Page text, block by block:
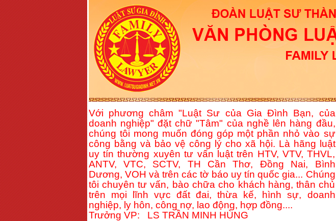
Với phương châm "Luật Sư của Gia Đình Bạn, của
doanh nghiệp" đặt chữ "Tâm" của nghề lên hàng đầu,
chúng tôi mong muốn đóng góp một phần nhỏ vào sự
công bằng và bảo vệ công lý cho xã hội. Là hãng luật
uy tín thường xuyên tư vấn luật trên HTV, VTV, THVL,
ANTV, VTC, SCTV, TH Cần Thơ, Đồng Nai, Bình
Dương, VOH và trên các tờ báo uy tín quốc gia... Chúng
tôi chuyên tư vấn, bào chữa cho khách hàng, thân chủ
trên mọi lĩnh vực đất đai, thừa kế, hình sự, doanh
nghiệp, ly hôn, công nợ, lao động, hợp đồng....
Trưởng VP: LS TRẦN MINH HÙNG